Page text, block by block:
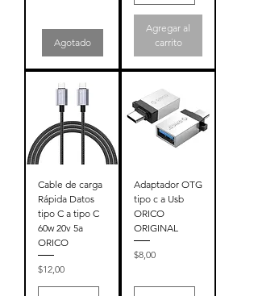
Agotado
Agregar al
carrito
Cable de carga
Rápida Datos
tipo C a tipo C
60w 20v 5a
ORICO
Precio
$12,00
Adaptador OTG
tipo c a Usb
ORICO
ORIGINAL
Precio
$8,00